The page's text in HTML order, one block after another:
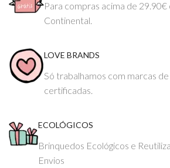
Para compras acima de 29.90€
Continental.
LOVE BRANDS
Só trabalhamos com marcas
certificadas.
ECOLÓGICOS
Brinquedos Ecológicos e
Envios